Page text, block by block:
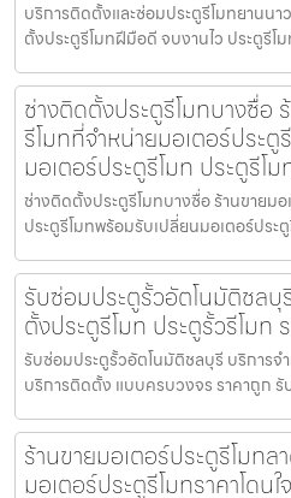
บริการติดตั้งและซ่อมประตูรีโมทยานน
ตั้งประตูรีโมทฝีมือดี จบงานไว ประตูรี
ช่างติดตั้งประตูรีโมทบางซื่อ
รีโมทที่จำหน่ายมอเตอร์ประ
มอเตอร์ประตูรีโมท ประตูรีโ
ช่างติดตั้งประตูรีโมทบางซื่อ ร้านขายม
ประตูรีโมทพร้อมรับเปลี่ยนมอเตอร์ประ
รับซ่อมประตูรั้วอัตโนมัติชลบุ
ตั้งประตูรีโมท ประตูรั้วรีโมท
รับซ่อมประตูรั้วอัตโนมัติชลบุรี บริการจ
บริการติดตั้ง แบบครบวงจร ราคาถูก
ร้านขายมอเตอร์ประตูรีโมทล
มอเตอร์ประตูรีโมทราคาโดน